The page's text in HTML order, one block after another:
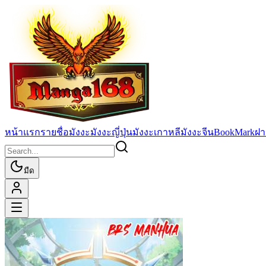
หน้าแรกรายชื่อมังงะมังงะญี่ปุ่นมังงะเกาหลีมังงะจีนBookMarkฝ
มืด